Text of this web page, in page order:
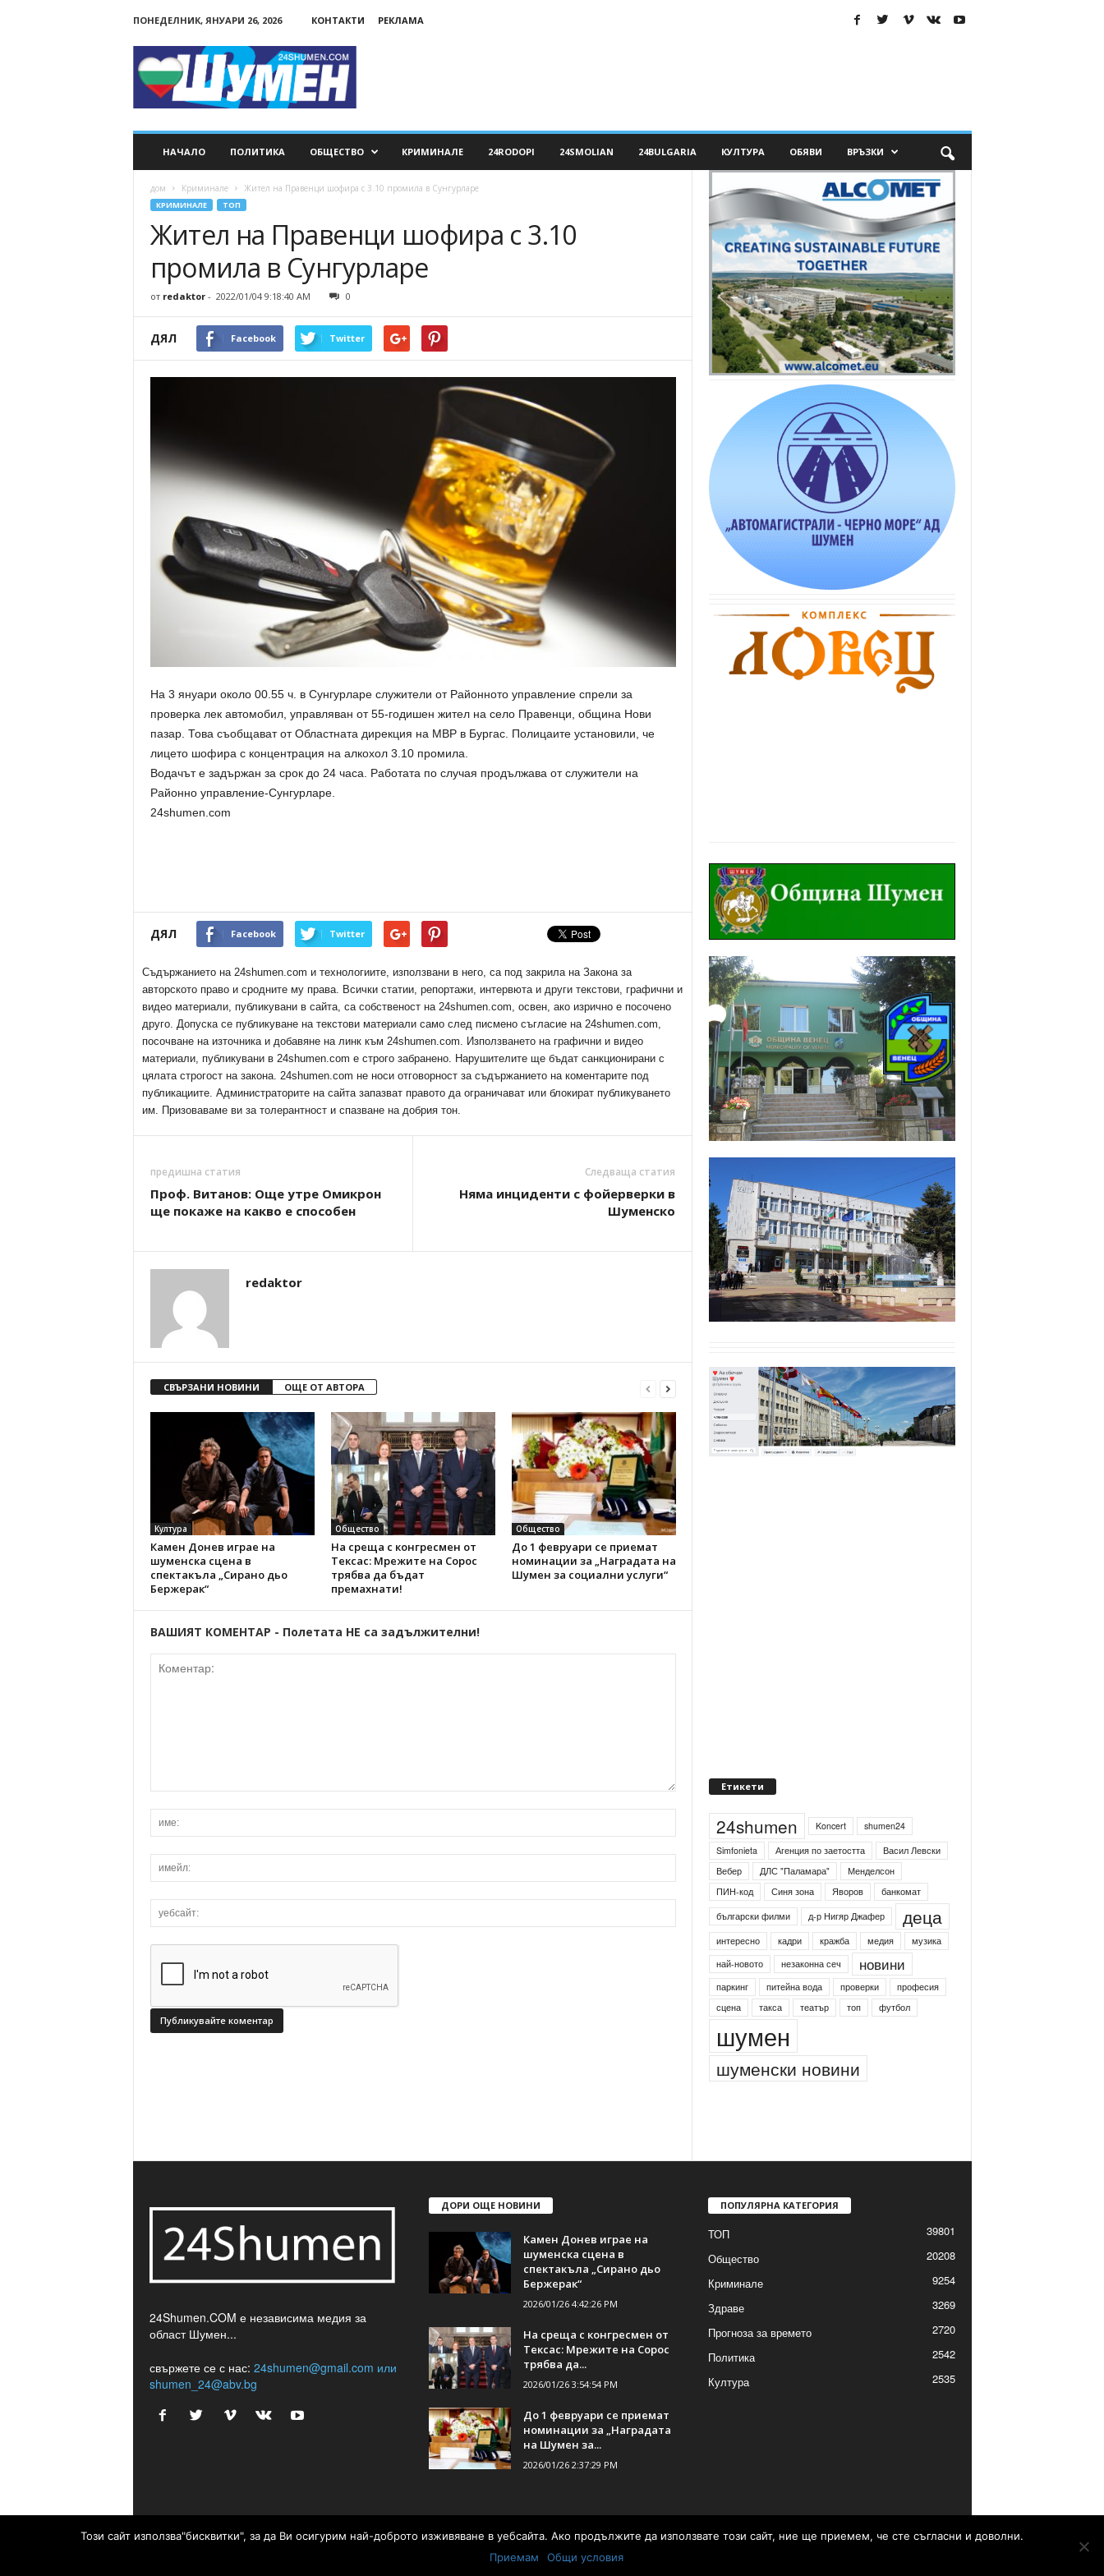
ПОНЕДЕЛНИК, ЯНУАРИ 26, 2026 КОНТАКТИ РЕКЛАМА
НАЧАЛО ПОЛИТИКА ОБЩЕСТВО КРИМИНАЛЕ 24RODOPI 24SMOLIAN 24BULGARIA КУЛТУРА ОБЯВИ ВРЪЗКИ
дом Криминале Жител на Правенци шофира с 3.10 промила в Сунгурларе
КРИМИНАЛЕ ТОП
Жител на Правенци шофира с 3.10
промила в Сунгурларе
от redaktor- 2022/01/04 9:18:40 AM 0
ДЯЛ Facebook Twitter
На 3 януари около 00.55 ч. в Сунгурларе служители от Районното управление спрели за
проверка лек автомобил, управляван от 55-годишен жител на село Правенци, община Нови
пазар. Това съобщават от Областната дирекция на МВР в Бургас. Полицаите установили, че
лицето шофира с концентрация на алкохол 3.10 промила.
Водачът е задържан за срок до 24 часа. Работата по случая продължава от служители на
Районно управление-Сунгурларе.
24shumen.com
ДЯЛ Facebook Twitter
Съдържанието на 24shumen.com и технологиите, използвани в него, са под закрила на Закона за
авторското право и сродните му права. Всички статии, репортажи, интервюта и други текстови, графични и
видео материали, публикувани в сайта, са собственост на 24shumen.com, освен, ако изрично е посочено
друго. Допуска се публикуване на текстови материали само след писмено съгласие на 24shumen.com,
посочване на източника и добавяне на линк към 24shumen.com. Използването на графични и видео
материали, публикувани в 24shumen.com е строго забранено. Нарушителите ще бъдат санкционирани с
цялата строгост на закона. 24shumen.com не носи отговорност за съдържанието на коментарите под
публикациите. Администраторите на сайта запазват правото да ограничават или блокират публикуването
им. Призоваваме ви за толерантност и спазване на добрия тон.
предишна статия
Проф. Витанов: Още утре Омикрон
ще покаже на какво е способен
Следваща статия
Няма инциденти с фойерверки в
Шуменско
redaktor
СВЪРЗАНИ НОВИНИ ОЩЕ ОТ АВТОРА
Култура
Камен Донев играе на
шуменска сцена в
спектакъла „Сирано дьо
Бержерак“
Общество
На среща с конгресмен от
Тексас: Мрежите на Сорос
трябва да бъдат
премахнати!
Общество
До 1 февруари се приемат
номинации за „Наградата на
Шумен за социални услуги“
ВАШИЯТ КОМЕНТАР - Полетата НЕ са задължителни!
Етикети
24shumen Koncert
shumen24
Simfonieta
Агенция по заетостта
Васил Левски
Вебер
ДЛС "Паламара"
Менделсон
ПИН-код
Синя зона Яворов
банкомат
български филми
д-р Нигяр Джафер деца
интересно кадри кражба медия
музика
най-новото
незаконна сеч новини
паркинг питейна вода проверки
професия
сцена
такса театър топ футбол
шумен
шуменски новини
24Shumen.COM е независима медия за
област Шумен...
свържете се с нас: 24shumen@gmail.com или
shumen_24@abv.bg
ДОРИ ОЩЕ НОВИНИ
Камен Донев играе на
шуменска сцена в
спектакъла „Сирано дьо
Бержерак“
2026/01/26 4:42:26 PM
На среща с конгресмен от
Тексас: Мрежите на Сорос
трябва да...
2026/01/26 3:54:54 PM
До 1 февруари се приемат
номинации за „Наградата
на Шумен за...
2026/01/26 2:37:29 PM
ПОПУЛЯРНА КАТЕГОРИЯ
ТОП
39801
Общество
20208
Криминале
9254
Здраве
3269
Прогноза за времето
2720
Политика
2542
Култура
2535
Контакти Реклама
© © 2017 24Shumen.COM. Изработка и поддръжка от
Този сайт използва"бисквитки", за да Ви осигурим най-доброто изживяване в уебсайта. Ако продължите да използвате този сайт, ние ще приемем, че сте съгласни и доволни.
Приемам
Общи условия